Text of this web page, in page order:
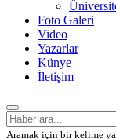
Foto Galeri
Video
Yazarlar
Künye
İletişim
Aramak için bir kelime